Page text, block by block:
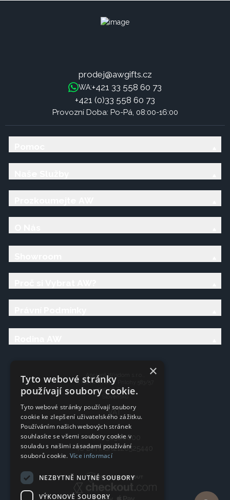
prodej@awgifts.cz
WA:+421 33 558 60 73
+421 (0)33 558 60 73
Provozní Doba: Po-Pá, 08:00-16:00
Ancient Wisdom s.r.o.,
CTpark Trnava, Prílohy 583/57
919 26 Zavar
VAT:
IČO: 50920600
IČ DPH: SK2120525440
×
Tyto webové stránky
používají soubory cookie.
Tyto webové stránky používají soubory
cookie ke zlepšení uživatelského zážitku.
Používáním našich webových stránek
souhlasíte se všemi soubory cookie v
souladu s našimi zásadami používání
souborů cookie. Více informací
NEZBYTNĚ NUTNÉ SOUBORY
VÝKONOVÉ SOUBORY